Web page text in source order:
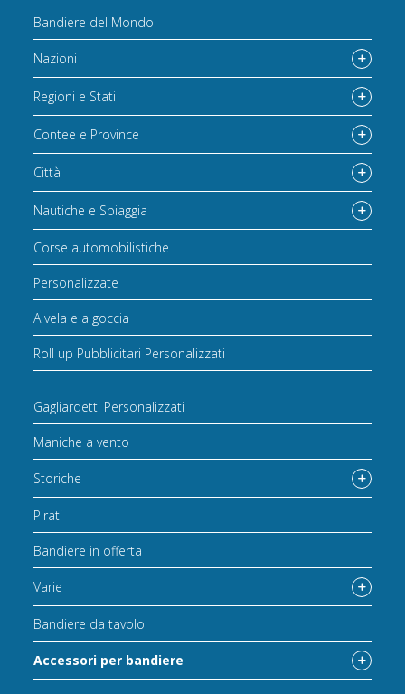
Bandiere del Mondo
Nazioni
Regioni e Stati
Contee e Province
Città
Nautiche e Spiaggia
Corse automobilistiche
Personalizzate
A vela e a goccia
Roll up Pubblicitari Personalizzati
Gagliardetti Personalizzati
Maniche a vento
Storiche
Pirati
Bandiere in offerta
Varie
Bandiere da tavolo
Accessori per bandiere